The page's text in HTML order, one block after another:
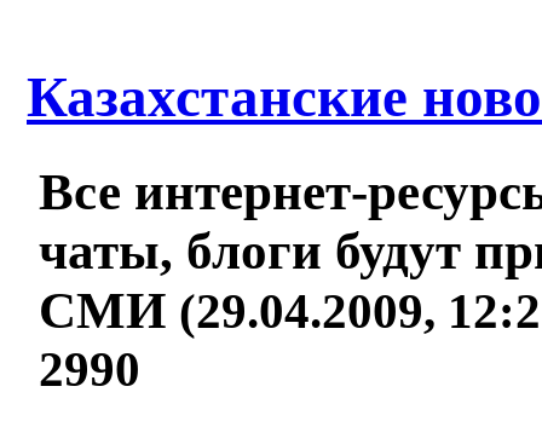
Казахстанские
Все интернет-
чаты, блоги будут
СМИ (29.04.2009,
2990